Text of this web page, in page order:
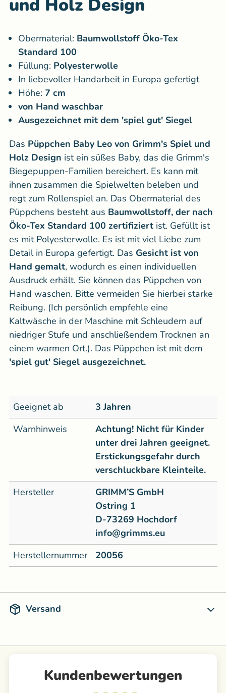
und Holz Design
Obermaterial: Baumwollstoff Öko-Tex
Standard 100
Füllung: Polyesterwolle
In liebevoller Handarbeit in Europa gefertigt
Höhe: 7 cm
von Hand waschbar
Ausgezeichnet mit dem 'spiel gut' Siegel
Das Püppchen Baby Leo von Grimm's Spiel und
Holz Design ist ein süßes Baby, das die Grimm's
Biegepuppen-Familien bereichert. Es kann mit
ihnen zusammen die Spielwelten beleben und
regt zum Rollenspiel an. Das Obermaterial des
Püppchens besteht aus Baumwollstoff, der nach
Öko-Tex Standard 100 zertifiziert ist. Gefüllt ist
es mit Polyesterwolle. Es ist mit viel Liebe zum
Detail in Europa gefertigt. Das Gesicht ist von
Hand gemalt, wodurch es einen individuellen
Ausdruck erhält. Sie können das Püppchen von
Hand waschen. Bitte vermeiden Sie hierbei starke
Reibung. (Ich persönlich empfehle eine
Kaltwäsche in der Maschine mit Schleudern auf
niedriger Stufe und anschließendem Trocknen an
einem warmen Ort.). Das Püppchen ist mit dem
'spiel gut' Siegel ausgezeichnet.
Geeignet ab
3 Jahren
Warnhinweis
Achtung! Nicht für Kinder
unter drei Jahren geeignet.
Erstickungsgefahr durch
verschluckbare Kleinteile.
Hersteller
GRIMM’S GmbH
Ostring 1
D-73269 Hochdorf
info@grimms.eu
Herstellernummer
20056
Versand
Kundenbewertungen